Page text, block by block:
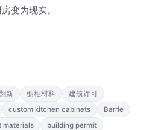
变为现实。
新 橱柜材料
建筑许可
custom kitchen cabinets
Barrie
materials
building permit